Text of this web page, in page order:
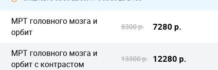
МРТ головного мозга и
орбит
8300 р. 7280 р.
МРТ головного мозга и
орбит с контрастом
13300 р. 12280 р.